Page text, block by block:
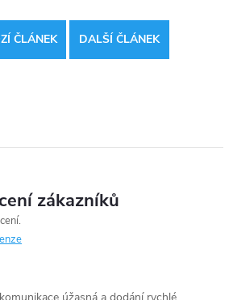
ČLÁNEK DALŠÍ ČLÁNEK
zákazníků